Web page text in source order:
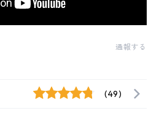
通報する
(49)